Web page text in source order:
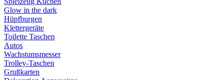
Glow in the dark
Hüpfburgen
Klettergeräte
Toilette Taschen
Autos
Wachstumsmesser
Trolley-Taschen
Grußkarten